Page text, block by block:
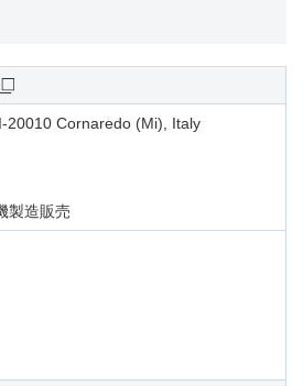
20010 Cornaredo (Mi), Italy
製造販売